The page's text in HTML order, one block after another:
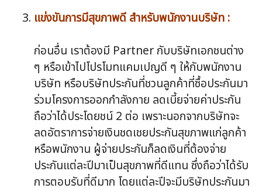
แข่งขันการมีสุขภาพดี สำหรับพนักงานบริษัท :
ก่อนอื่น เราต้องมี Partner กับบริษัทเอกชนต่าง
ๆ หรือเข้าไปโปรโมทแคมเปญดี ๆ ให้กับพนักงาน
บริษัท หรือบริษัทประกันที่ชวนลูกค้าที่ซื้อประกันมา
ร่วมโครงการออกกำลังกาย ลดเบี้ยจ่ายค่าประกัน
ถือว่าได้ประโดยชน์ 2 ต่อ เพราะนอกจากบริษัทจะ
ลดอัตราการจ่ายเงินชดเชยประกันสุขภาพแก่ลูกค้า
หรือพนักงาน ผู้จ่ายประกันก็ลดเงินที่ต้องจ่าย
ประกันแต่ละปีมาเป็นสุขภาพที่ดีแทน ซึ่งถือว่าได้รับ
การตอบรับที่ดีมาก โดยแต่ละปีจะมีบริษัทประกันมา